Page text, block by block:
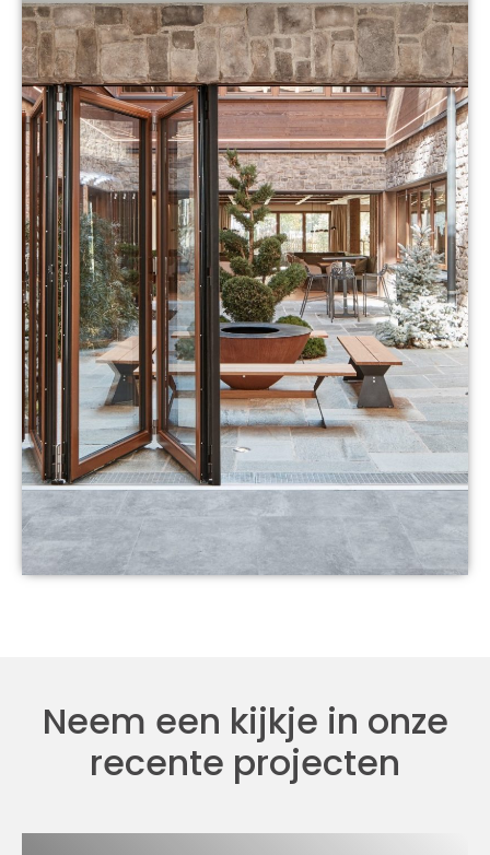
Neem een kijkje in onze
recente projecten